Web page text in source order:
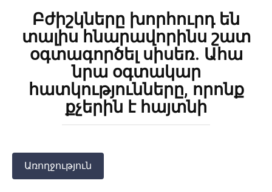
Բժիշկները խորհուրդ են
տալիս հնարավորինս շատ
օգտագործել սիսեռ. Ահա
նրա օգտակար
հատկությունները, որոնք
քչերին է հայտնի
Առողջություն